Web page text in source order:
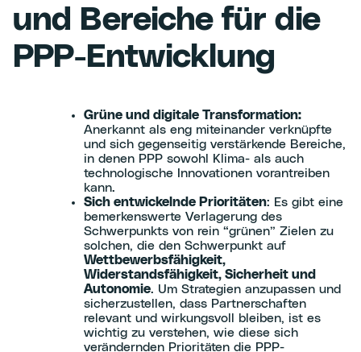
und Bereiche für die
PPP-Entwicklung
Grüne und digitale Transformation:
Anerkannt als eng miteinander verknüpfte
und sich gegenseitig verstärkende Bereiche,
in denen PPP sowohl Klima- als auch
technologische Innovationen vorantreiben
kann.
Sich entwickelnde Prioritäten: Es gibt eine
bemerkenswerte Verlagerung des
Schwerpunkts von rein “grünen” Zielen zu
solchen, die den Schwerpunkt auf
Wettbewerbsfähigkeit,
Widerstandsfähigkeit, Sicherheit und
Autonomie. Um Strategien anzupassen und
sicherzustellen, dass Partnerschaften
relevant und wirkungsvoll bleiben, ist es
wichtig zu verstehen, wie diese sich
verändernden Prioritäten die PPP-